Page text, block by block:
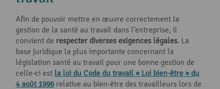
Afin de pouvoir mettre en œuvre correctement la
gestion de la santé au travail dans l’entreprise, il
convient de respecter diverses exigences légales. La
base juridique la plus importante concernant la
législation santé au travail pour une bonne gestion de
celle-ci est la loi du Code du travail « Loi bien-être » du
4 août 1996relative au bien-être des travailleurs lors de